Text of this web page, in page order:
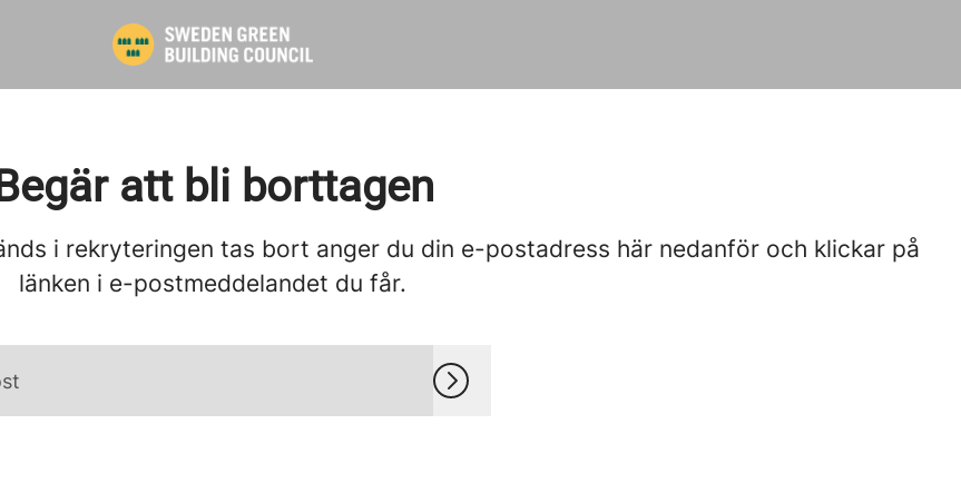
att bli borttagen
i rekryteringen tas bort anger du din e-postadress här nedanför och klickar på
länken i e-postmeddelandet du får.